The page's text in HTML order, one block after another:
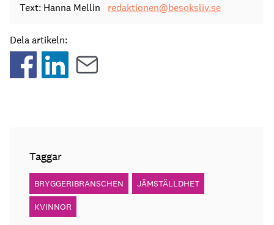
Text: Hanna Mellin redaktionen@besoksliv.se
Dela artikeln:
Taggar
BRYGGERIBRANSCHEN JÄMSTÄLLDHET
KVINNOR